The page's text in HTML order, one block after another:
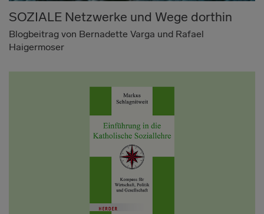
SOZIALE Netzwerke und Wege dorthin
Blogbeitrag von Bernadette Varga und Rafael
Haigermoser